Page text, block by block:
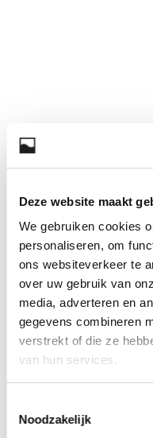
Deze website maakt
We gebruiken cookies
personaliseren, om
ons websiteverkeer te
over uw gebruik van
media, adverteren en
gegevens combineren
verstrekt of die ze
van hun services.
Noodzakelijk